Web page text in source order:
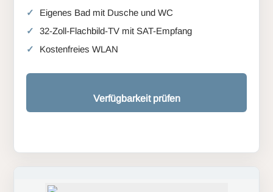
Eigenes Bad mit Dusche und WC
32-Zoll-Flachbild-TV mit SAT-Empfang
Kostenfreies WLAN
Verfügbarkeit prüfen